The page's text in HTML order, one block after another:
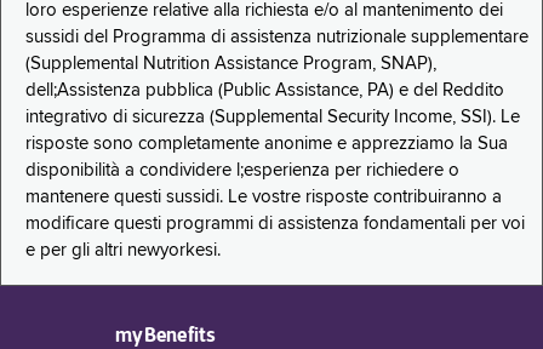
loro esperienze relative alla richiesta e/o al mantenimento dei
sussidi del Programma di assistenza nutrizionale supplementare
(Supplemental Nutrition Assistance Program, SNAP),
dell;Assistenza pubblica (Public Assistance, PA) e del Reddito
integrativo di sicurezza (Supplemental Security Income, SSI). Le
risposte sono completamente anonime e apprezziamo la Sua
disponibilità a condividere l;esperienza per richiedere o
mantenere questi sussidi. Le vostre risposte contribuiranno a
modificare questi programmi di assistenza fondamentali per voi
e per gli altri newyorkesi.
myBenefits